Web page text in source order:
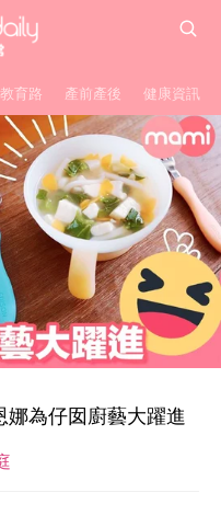
教育路 產前產後 健康資訊
為仔囡廚藝大躍進